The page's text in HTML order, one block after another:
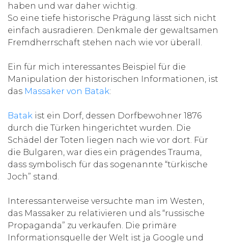
haben und war daher wichtig.
So eine tiefe historische Prägung lässt sich nicht
einfach ausradieren. Denkmale der gewaltsamen
Fremdherrschaft stehen nach wie vor überall.
Ein für mich interessantes Beispiel für die
Manipulation der historischen Informationen, ist
das Massaker von Batak:
Batak ist ein Dorf, dessen Dorfbewohner 1876
durch die Türken hingerichtet wurden. Die
Schädel der Toten liegen nach wie vor dort. Für
die Bulgaren, war dies ein prägendes Trauma,
dass symbolisch für das sogenannte “türkische
Joch” stand.
Interessanterweise versuchte man im Westen,
das Massaker zu relativieren und als “russische
Propaganda” zu verkaufen. Die primäre
Informationsquelle der Welt ist ja Google und